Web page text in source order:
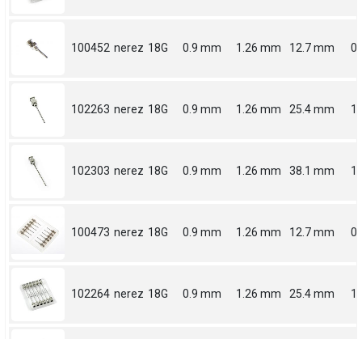
100452 nerez 18G 0.9 mm 1.26 mm 12.7 mm
102263 nerez 18G 0.9 mm 1.26 mm 25.4 mm 1
102303 nerez 18G 0.9 mm 1.26 mm 38.1 mm
100473 nerez 18G 0.9 mm 1.26 mm 12.7 mm
102264 nerez 18G 0.9 mm 1.26 mm 25.4 mm 1